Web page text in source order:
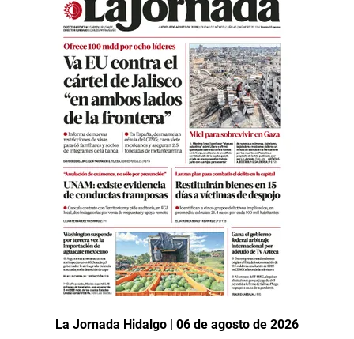
La Jornada Hidalgo | 06 de agosto de 2026